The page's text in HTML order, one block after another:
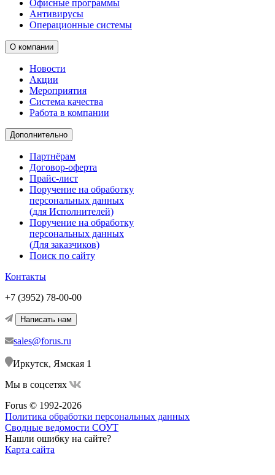
Офисные программы
Антивирусы
Операционные системы
О компании
Новости
Акции
Мероприятия
Система качества
Работа в компании
Дополнительно
Партнёрам
Договор-оферта
Прайс-лист
Поручение на обработку
персональных данных
(для Исполнителей)
Поручение на обработку
персональных данных
(Для заказчиков)
Поиск по сайту
Контакты
+7 (3952) 78-00-00
Написать нам
sales@forus.ru
Иркутск, Ямская 1
Мы в соцсетях
Forus © 1992-2026
Политика обработки персональных данных
Сводные ведомости СОУТ
Нашли ошибку на сайте?
Карта сайта